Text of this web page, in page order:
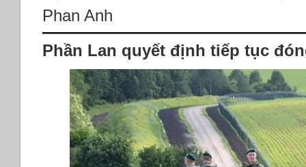
Phan Anh
Phần Lan quyết định tiếp tục